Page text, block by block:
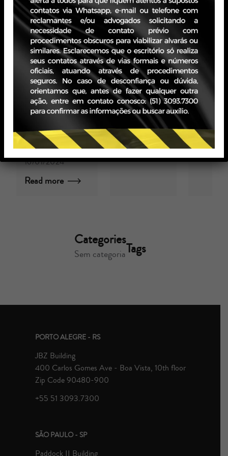
DE ATÉ
100%
SOBRE OS
VALORES DE
MULTAS,
JUROS E
ENCARGOS
LEGAIS
por Zavagna
Gralha
16/01/2024
Read more
Categories
Sem categoriaTags
PORTO ALEGRE - RS
JBZ Building
400 Carlos Gomes Ave - Boa Vista, 10th floor
Zip Code 90480-900
+55 51 3093.7300
SÃO PAULO - SP
Paddock II Building